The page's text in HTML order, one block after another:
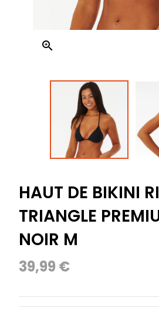

HAUT DE BIKINI
TRIANGLE
NOIR M
39,99 €